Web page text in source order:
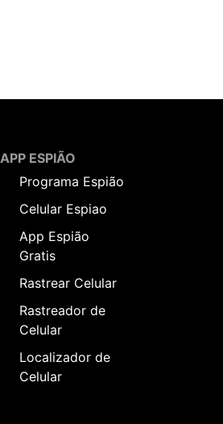
APP ESPIÃO
Programa Espião
Celular Espiao
App Espião
Gratis
Rastrear Celular
Rastreador de
Celular
Localizador de
Celular